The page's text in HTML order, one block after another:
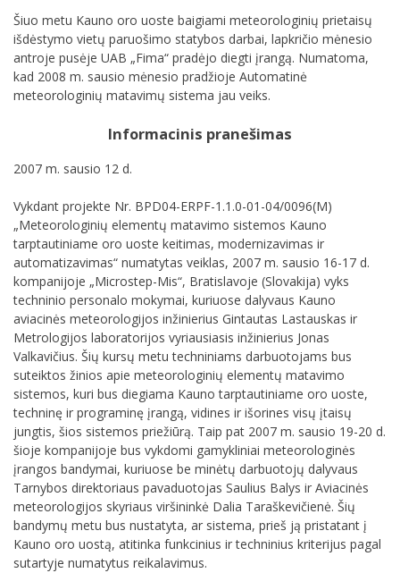
Šiuo metu Kauno oro uoste baigiami meteorologinių prietaisų
išdėstymo vietų paruošimo statybos darbai, lapkričio mėnesio
antroje pusėje UAB „Fima“ pradėjo diegti įrangą. Numatoma,
kad 2008 m. sausio mėnesio pradžioje Automatinė
meteorologinių matavimų sistema jau veiks.
Informacinis pranešimas
2007 m. sausio 12 d.
Vykdant projekte Nr. BPD04-ERPF-1.1.0-01-04/0096(M)
„Meteorologinių elementų matavimo sistemos Kauno
tarptautiniame oro uoste keitimas, modernizavimas ir
automatizavimas“ numatytas veiklas, 2007 m. sausio 16-17 d.
kompanijoje „Microstep-Mis“, Bratislavoje (Slovakija) vyks
techninio personalo mokymai, kuriuose dalyvaus Kauno
aviacinės meteorologijos inžinierius Gintautas Lastauskas ir
Metrologijos laboratorijos vyriausiasis inžinierius Jonas
Valkavičius. Šių kursų metu techniniams darbuotojams bus
suteiktos žinios apie meteorologinių elementų matavimo
sistemos, kuri bus diegiama Kauno tarptautiniame oro uoste,
techninę ir programinę įrangą, vidines ir išorines visų įtaisų
jungtis, šios sistemos priežiūrą. Taip pat 2007 m. sausio 19-20 d.
šioje kompanijoje bus vykdomi gamykliniai meteorologinės
įrangos bandymai, kuriuose be minėtų darbuotojų dalyvaus
Tarnybos direktoriaus pavaduotojas Saulius Balys ir Aviacinės
meteorologijos skyriaus viršininkė Dalia Taraškevičienė. Šių
bandymų metu bus nustatyta, ar sistema, prieš ją pristatant į
Kauno oro uostą, atitinka funkcinius ir techninius kriterijus pagal
sutartyje numatytus reikalavimus.